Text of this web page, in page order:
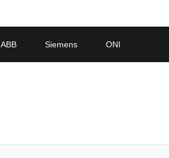
ABB Siemens ONI